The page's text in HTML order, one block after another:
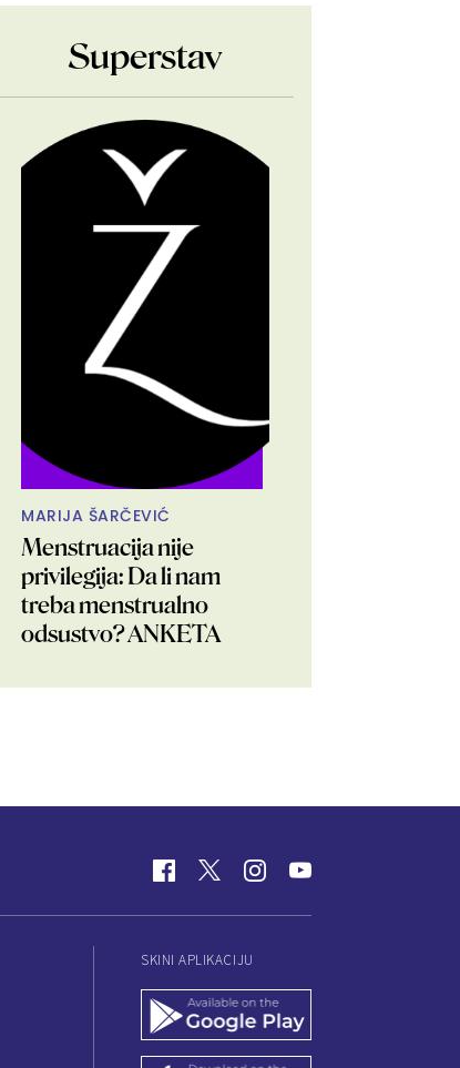
Superstav
MARIJA ŠARČEVIĆ
Menstruacija nije
privilegija: Da li nam
treba menstrualno
odsustvo? ANKETA
SKINI APLIKACIJU